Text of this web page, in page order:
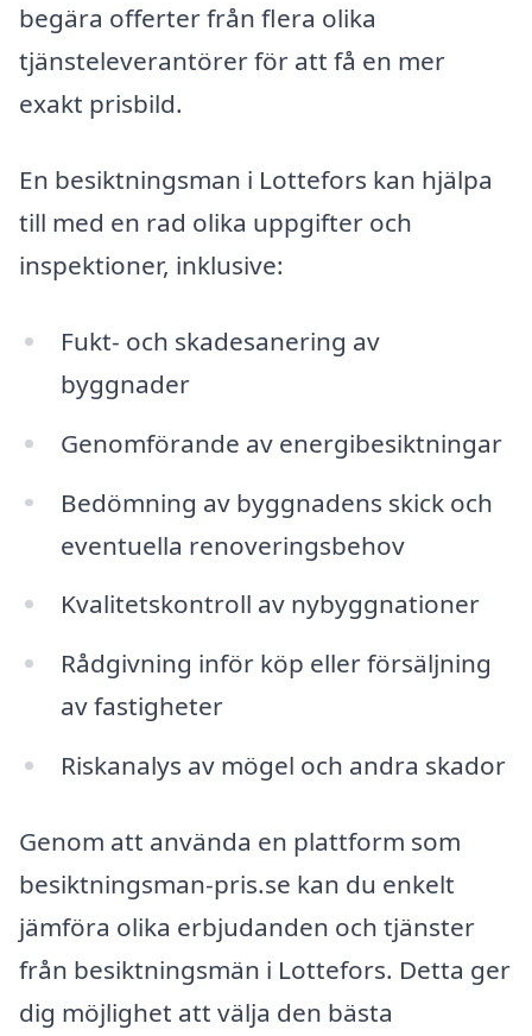
begära offerter från flera olika
tjänsteleverantörer för att få en mer
exakt prisbild.
En besiktningsman i Lottefors kan hjälpa
till med en rad olika uppgifter och
inspektioner, inklusive:
Fukt- och skadesanering av
byggnader
Genomförande av energibesiktningar
Bedömning av byggnadens skick och
eventuella renoveringsbehov
Kvalitetskontroll av nybyggnationer
Rådgivning inför köp eller försäljning
av fastigheter
Riskanalys av mögel och andra skador
Genom att använda en plattform som
besiktningsman-pris.se kan du enkelt
jämföra olika erbjudanden och tjänster
från besiktningsmän i Lottefors. Detta ger
dig möjlighet att välja den bästa